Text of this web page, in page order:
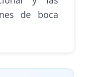
de boca